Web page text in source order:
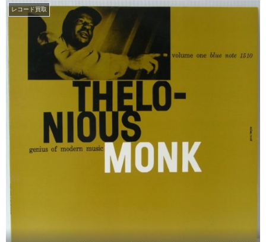
レコード買取